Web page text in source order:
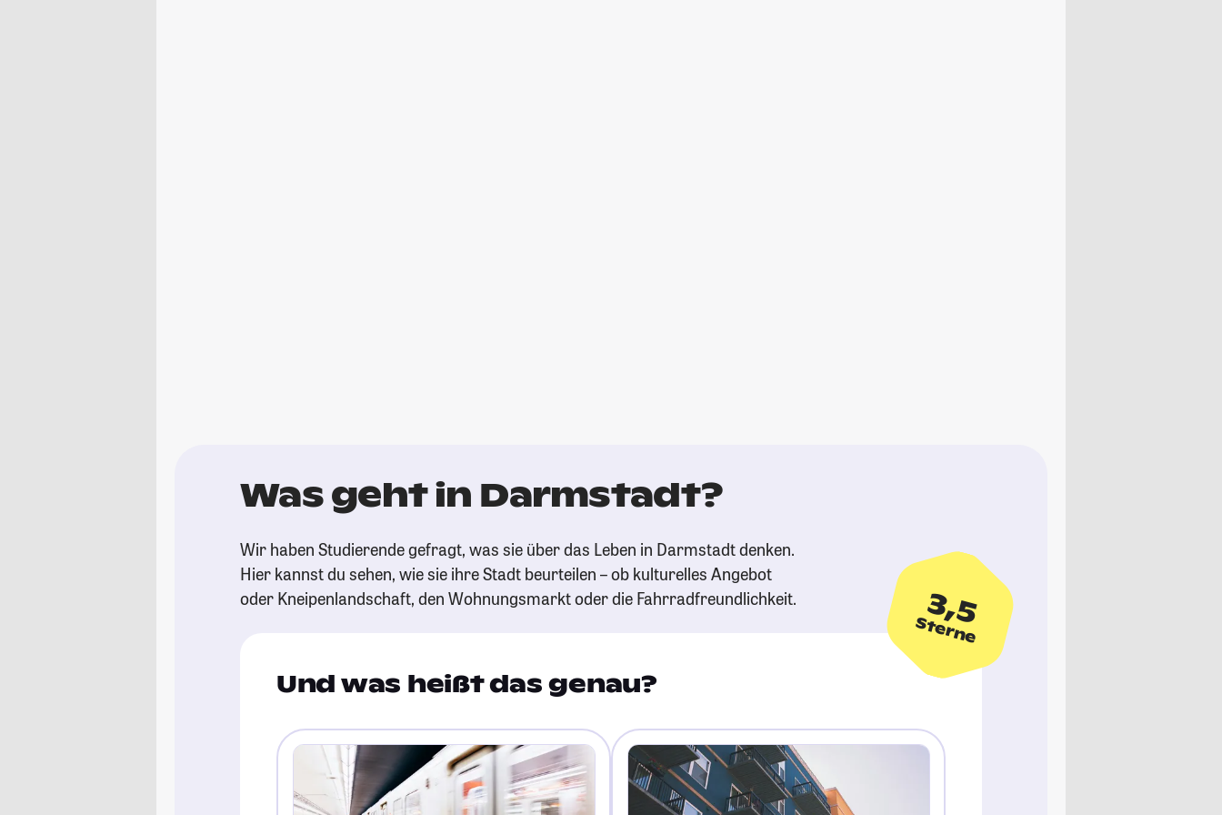
Was geht in Darmstadt?
Wir haben Studierende gefragt, was sie über das Leben in Darmstadt denken.
Hier kannst du sehen, wie sie ihre Stadt beurteilen – ob kulturelles Angebot
oder Kneipenlandschaft, den Wohnungsmarkt oder die Fahrradfreundlichkeit.
3,5
Sterne
Und was heißt das genau?